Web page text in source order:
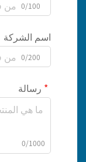
0/100
اسم الشركة
0/200
رسالة
0/1000